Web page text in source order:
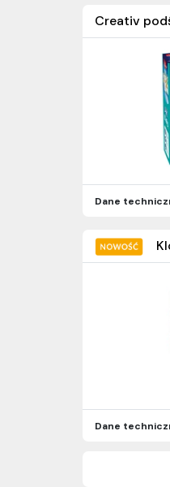
Creativ
Dane
Dane